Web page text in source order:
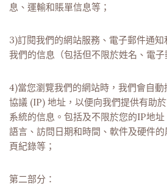
息、運輸和賬單信息等；
3)訂閱我們的網站服務、電子郵件通
我們的信息（包括但不限於姓名、電子
4)當您瀏覽我們的網站時，我們會自
協議 (IP) 地址，以便向我們提供有助
系統的信息。包括及不限於您的IP地
語言、訪問日期和時間、軟件及硬件
頁紀錄等；
第二部分：